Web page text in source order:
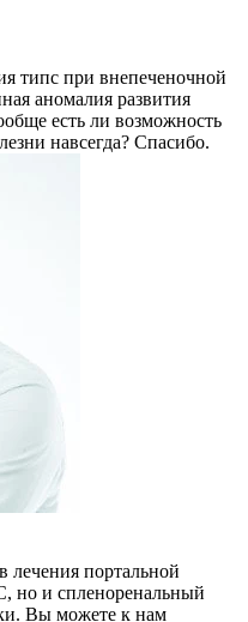
типс при внепеченочной
аномалия развития
есть ли возможность
навсегда? Спасибо.
лечения портальной
но и спленоренальный
Вы можете к нам